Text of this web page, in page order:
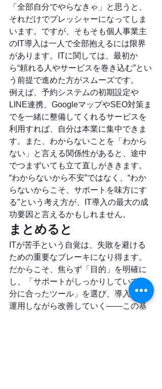
「全部自分でやらなきゃ」と思うと、
それだけでプレッシャーになってしま
います。ですが、そもそも個人事業主
のIT導入は一人で全部抱えるには限界
があります。ITに関しては、最初か
ら“頼れる人やサービスを巻き込む”とい
う前提で進めた方がスムーズです。
例えば、予約システムの初期設定や
LINE連携、GoogleマップやSEO対策ま
でを一緒に整備してくれるサービスを
利用すれば、自分は本業に集中できま
す。また、わからないことを「わから
ない」と言える関係性があると、途中
でつまずいても立て直しがききます。
“わからないから不安”ではなく、“わか
らないからこそ、サポートを味方にす
る”という考え方が、IT導入の最大の成
功要因と言えるかもしれません。
まとめると
ITが苦手という自覚は、失敗を避ける
ための重要なブレーキになり得ます。
だからこそ、焦らず「目的」を明確に
し、「サポートがしっかりしていて自
分に合ったツール」を選び、導入後も
運用しながら改善していく——この基